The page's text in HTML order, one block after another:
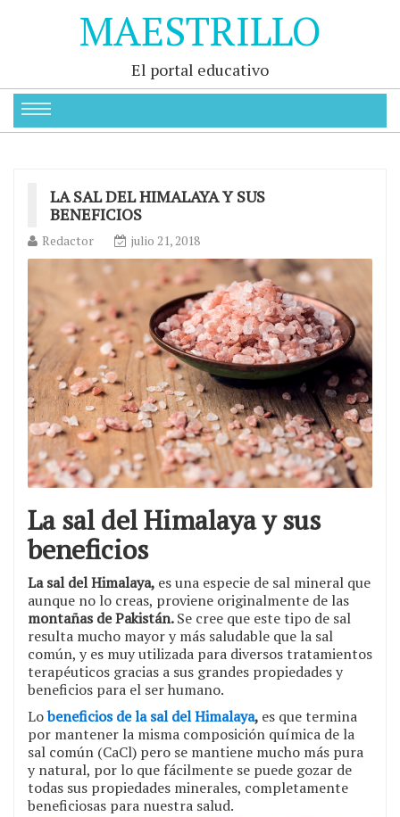
MAESTRILLO
El portal educativo
LA SAL DEL HIMALAYA Y SUS
BENEFICIOS
Redactor julio 21, 2018
La sal del Himalaya y sus
beneficios
La sal del Himalaya, es una especie de sal mineral que
aunque no lo creas, proviene originalmente de las
montañas de Pakistán.Se cree que este tipo de sal
resulta mucho mayor y más saludable que la sal
común, y es muy utilizada para diversos tratamientos
terapéuticos gracias a sus grandes propiedades y
beneficios para el ser humano.
Lobeneficios de la sal del Himalaya, es que termina
por mantener la misma composición química de la
sal común (CaCl) pero se mantiene mucho más pura
y natural, por lo que fácilmente se puede gozar de
todas sus propiedades minerales, completamente
beneficiosas para nuestra salud.